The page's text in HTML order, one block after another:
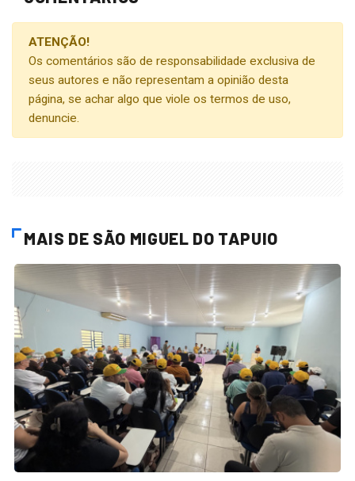
ATENÇÃO!
Os comentários são de responsabilidade exclusiva de
seus autores e não representam a opinião desta
página, se achar algo que viole os termos de uso,
denuncie.
MAIS DE SÃO MIGUEL DO TAPUIO